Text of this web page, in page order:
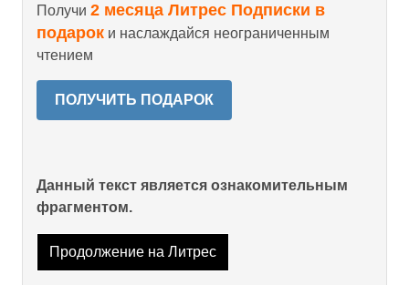
Получи 2 месяца Литрес Подписки в
подарок и наслаждайся неограниченным
чтением
ПОЛУЧИТЬ ПОДАРОК
Данный текст является ознакомительным
фрагментом.
Продолжение на Литрес